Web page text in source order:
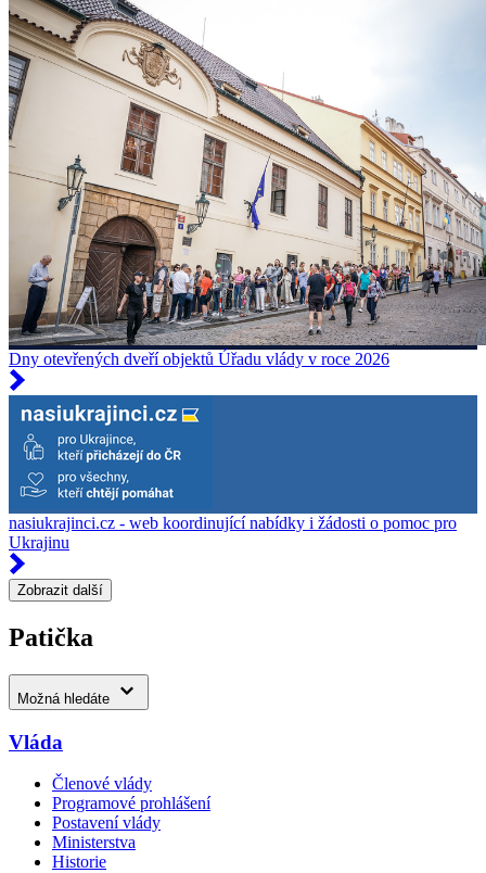
Dny otevřených dveří objektů Úřadu vlády v roce 2026
nasiukrajinci.cz - web koordinující nabídky i žádosti o pomoc pro
Ukrajinu
Zobrazit další
Patička
Možná hledáte
Vláda
Členové vlády
Programové prohlášení
Postavení vlády
Ministerstva
Historie